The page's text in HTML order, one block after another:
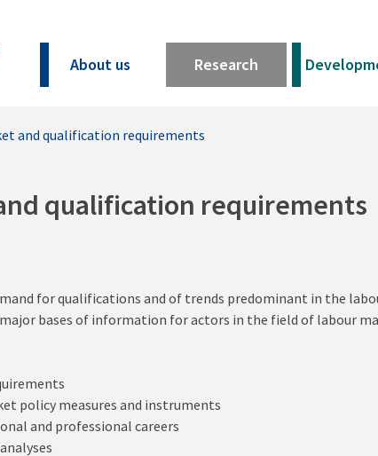
About us Research
and qualification requirements
qualification requirements
for qualifications and of trends predominant in the
bases of information for actors in the field of labour
policy measures and instruments
and professional careers